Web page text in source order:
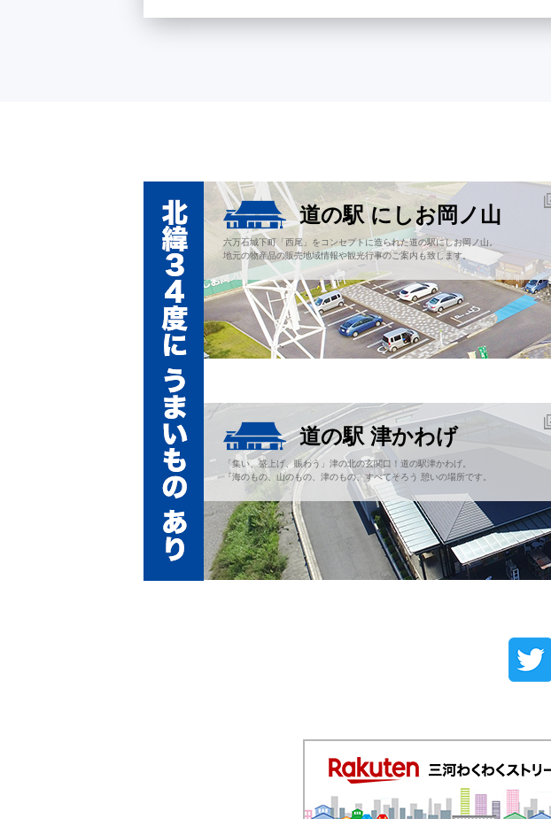
道の駅 にしお岡ノ山
六万石城下町「西尾」をコンセプトに造られた道の駅にしお岡ノ山。
地元の物産品の販売地域情報や観光行事のご案内も致します。
道の駅 津かわげ
「集い、盛上げ、賑わう」津の北の玄関口！道の駅津かわげ。
『海のもの、山のもの、津のもの、すべてそろう 憩いの場所です。